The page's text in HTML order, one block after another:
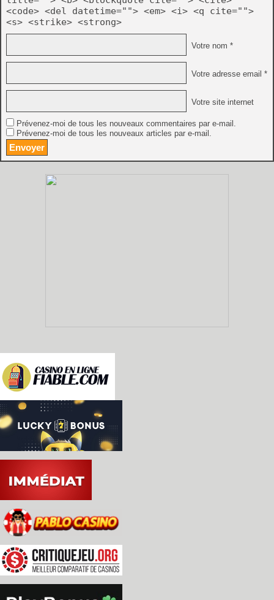
<code> <del datetime=""> <em> <i> <q cite="">
<s> <strike> <strong>
Votre nom *
Votre adresse email *
Votre site internet
Prévenez-moi de tous les nouveaux commentaires par e-mail.
Prévenez-moi de tous les nouveaux articles par e-mail.